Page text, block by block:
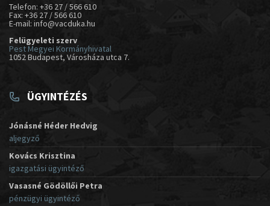
Telefon: +36 27 / 566 610
Fax: +36 27 / 566 610
E-mail: info@vacduka.hu
Felügyeleti szerv
Pest Megyei Kormányhivatal
1052 Budapest, Városháza utca 7.
ÜGYINTÉZÉS
Jónásné Héder Hedvig
aljegyző
Kovács Krisztina
igazgatási ügyintéző
Vasasné Gödöllői Petra
pénzügyi ügyintéző